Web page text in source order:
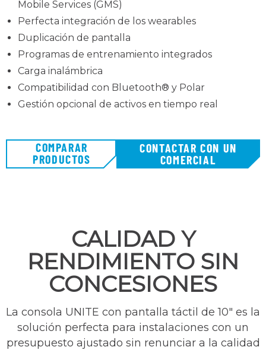
Mobile Services (GMS)
Perfecta integración de los wearables
Duplicación de pantalla
Programas de entrenamiento integrados
Carga inalámbrica
Compatibilidad con Bluetooth® y Polar
Gestión opcional de activos en tiempo real
COMPARAR
PRODUCTOS
CONTACTAR CON UN
COMERCIAL
CALIDAD Y
RENDIMIENTO SIN
CONCESIONES
La consola UNITE con pantalla táctil de 10″ es la
solución perfecta para instalaciones con un
presupuesto ajustado sin renunciar a la calidad